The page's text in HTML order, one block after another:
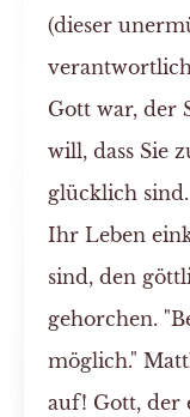
(dieser
Gott war, der
will, dass Sie
glücklich
Ihr Leben
sind, den
gehorchen.
möglich."
auf! Gott, der